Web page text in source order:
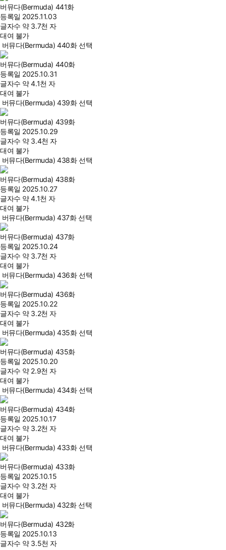
버뮤다(Bermuda) 441화
등록일 2025.11.03
글자수 약 3.7천 자
대여 불가
버뮤다(Bermuda) 440화 선택
버뮤다(Bermuda) 440화
등록일 2025.10.31
글자수 약 4.1천 자
대여 불가
버뮤다(Bermuda) 439화 선택
버뮤다(Bermuda) 439화
등록일 2025.10.29
글자수 약 3.4천 자
대여 불가
버뮤다(Bermuda) 438화 선택
버뮤다(Bermuda) 438화
등록일 2025.10.27
글자수 약 4.1천 자
대여 불가
버뮤다(Bermuda) 437화 선택
버뮤다(Bermuda) 437화
등록일 2025.10.24
글자수 약 3.7천 자
대여 불가
버뮤다(Bermuda) 436화 선택
버뮤다(Bermuda) 436화
등록일 2025.10.22
글자수 약 3.2천 자
대여 불가
버뮤다(Bermuda) 435화 선택
버뮤다(Bermuda) 435화
등록일 2025.10.20
글자수 약 2.9천 자
대여 불가
버뮤다(Bermuda) 434화 선택
버뮤다(Bermuda) 434화
등록일 2025.10.17
글자수 약 3.2천 자
대여 불가
버뮤다(Bermuda) 433화 선택
버뮤다(Bermuda) 433화
등록일 2025.10.15
글자수 약 3.2천 자
대여 불가
버뮤다(Bermuda) 432화 선택
버뮤다(Bermuda) 432화
등록일 2025.10.13
글자수 약 3.5천 자